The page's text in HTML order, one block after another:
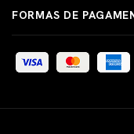
FORMAS DE